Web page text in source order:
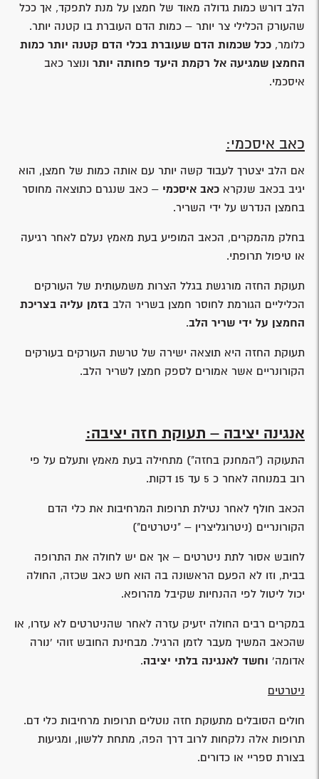
הלב דורש כמות גדולה מאוד של חמצן על מנת לתפקד, אך ככל
שהעורק הכלילי צר יותר – כמות הדם העוברת בו קטנה יותר.
כלומר, ככל שכמות הדם שעוברת בכלי הדם קטנה יותר כמות
החמצן שמגיעה אל רקמת היעד פחותה יותר ונוצר כאב
איסכמי.
כאב איסכמי:
אם הלב יצטרך לעבוד קשה יותר עם אותה כמות של חמצן, הוא
יגיב בכאב שנקרא כאב איסכמי – כאב שנגרם כתוצאה מחוסר
בחמצן הנדרש על ידי השריר.
בחלק מהמקרים, הכאב המופיע בעת מאמץ נעלם לאחר רגיעה
או טיפול תרופתי.
תעוקת החזה מורגשת בגלל הצרות משמעותית של העורקים
הכליליים הגורמת לחוסר חמצן בשריר הלב בזמן עליה בצריכת
החמצן על ידי שריר הלב.
תעוקת החזה היא תוצאה ישירה של טרשת העורקים בעורקים
הקורונריים אשר אמורים לספק חמצן לשריר הלב.
אנגינה יציבה – תעוקת חזה יציבה:
התעוקה ("המחנק בחזה") מתחילה בעת מאמץ ותעלם על פי
רוב במנוחה לאחר כ 5 עד 15 דקות.
הכאב חולף לאחר נטילת תרופות המרחיבות את כלי הדם
הקורונריים (ניטרוגליצרין – "ניטרטים")
לחובש אסור לתת ניטרטים – אך אם יש לחולה את התרופה
בבית, וזו לא הפעם הראשונה בה הוא חש כאב שכזה, החולה
יכול ליטול לפי ההנחיות שקיבל מהרופא.
במקרים רבים החולה יזעיק עזרה לאחר שהניטרטים לא עזרו, או
שהכאב המשיך מעבר לזמן הרגיל. מבחינת החובש זוהי 'נורה
אדומה' וחשד לאנגינה בלתי יציבה.
ניטרטים
חולים הסובלים מתעוקת חזה נוטלים תרופות מרחיבות כלי דם.
תרופות אלה נלקחות לרוב דרך הפה, מתחת ללשון, ומגיעות
בצורת ספריי או כדורים.